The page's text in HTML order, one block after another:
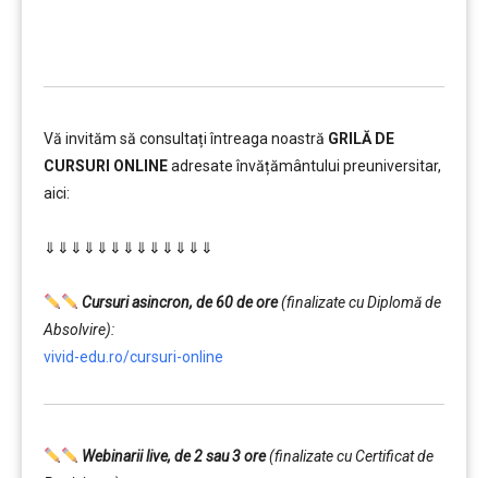
Vă invităm să consultați întreaga noastră GRILĂ DE
CURSURI ONLINEadresate învățământului preuniversitar,
aici:
⇓⇓⇓⇓⇓⇓⇓⇓⇓⇓⇓⇓⇓
Cursuri asincron, de 60 de ore(finalizate cu Diplomă de
Absolvire):
vivid-edu.ro/cursuri-online
Webinarii live, de 2 sau 3 ore(finalizate cu Certificat de